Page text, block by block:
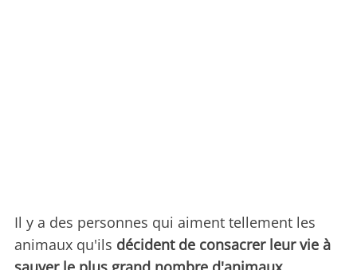
Il y a des personnes qui aiment tellement les
animaux qu'ils décident de consacrer leur vie à